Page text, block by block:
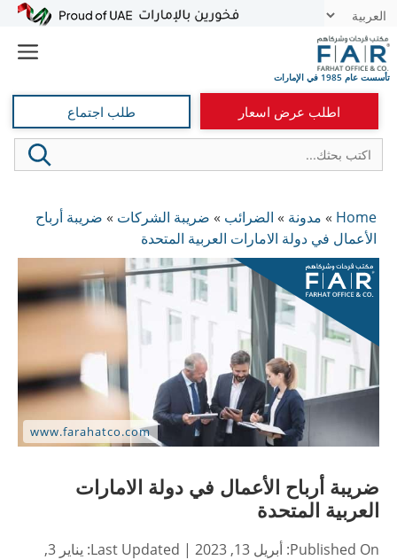
انتقل
المحتوى
اطلب عرض اسعار طلب اجتماع
Home
» مدونة » الضرائب » ضريبة الشركات » ضريبة أرباح
الأعمال في دولة الامارات العربية المتحدة
ضريبة أرباح الأعمال في دولة الامارات
العربية المتحدة
Published On: أبريل 13, 2023 | Last Updated:
يناير 3,